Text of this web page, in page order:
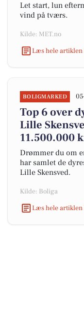
Let start, lun
vind på tværs.
Kilde: MET.no
Læs hele artiklen
BOLIGMARKED
Top 6 over
Lille
11.500.000
Drømmer du om
har samlet de
Lille Skensved.
Kilde: Boliga
Læs hele artiklen